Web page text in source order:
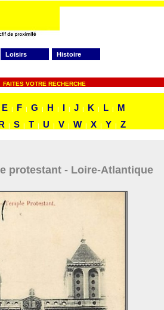
Loisirs Histoire
FAITES VOTRE RECHERCHE
E | F | G | H | I | J | K | L |
M
| S | T | U | V | W | X | Y | Z
protestant - Loire-Atlantique